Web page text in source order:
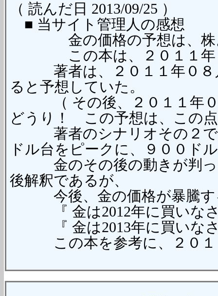
（ 読んだ日 2013/09/25 ）
■ 当サイト管理人の感想
金の価格の予想は、株よ
この本は、２０１１年０
著者は、２０１１年０８月
ると予想していた。
（ その後、２０１１年０
どうり！ この予想は、この
著者のシナリオその２で
ドル台をピークに、９００ド
金のその後の動きが判っ
後解釈であるが、
今後、金の価格が暴騰す
『 金は2012年に買いなさ
『 金は2013年に買いなさ
この本を参考に、２０１